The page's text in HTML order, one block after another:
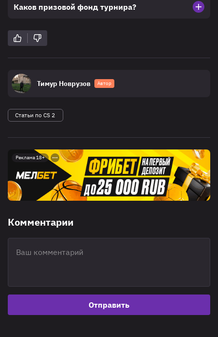
Каков призовой фонд турнира?
Тимур Новрузов Автор
Статьи по CS 2
Реклама 18+
Комментарии
Отправить